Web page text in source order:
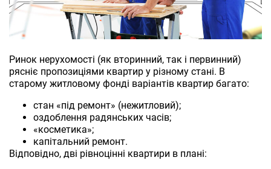
Ринок нерухомості (як вторинний, так і первинний)
рясніє пропозиціями квартир у різному стані. В
старому житловому фонді варіантів квартир багато:
стан «під ремонт» (нежитловий);
оздоблення радянських часів;
«косметика»;
капітальний ремонт.
Відповідно, дві рівноцінні квартири в плані: